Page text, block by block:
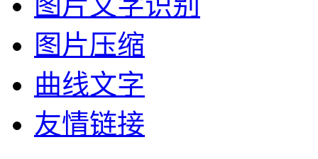
图片压缩
曲线文字
友情链接